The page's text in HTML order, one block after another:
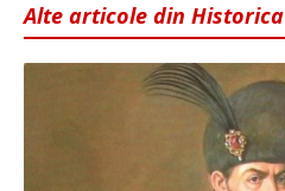
Alte articole din Historica